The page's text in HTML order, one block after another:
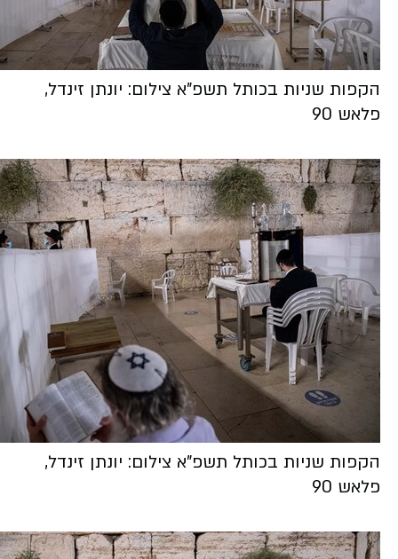
הקפות שניות בכותל תשפ"א צילום: יונתן זינדל,
פלאש 90
הקפות שניות בכותל תשפ"א צילום: יונתן זינדל,
פלאש 90